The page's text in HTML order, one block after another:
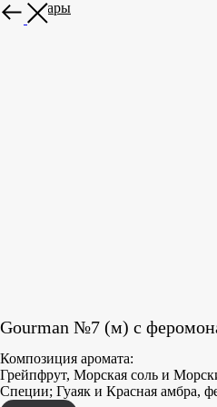
Все товары
Gourman №7 (м) с
Композиция аромата:
Грейпфрут, Морская соль и
Специи; Гуаяк и Красная амбра,